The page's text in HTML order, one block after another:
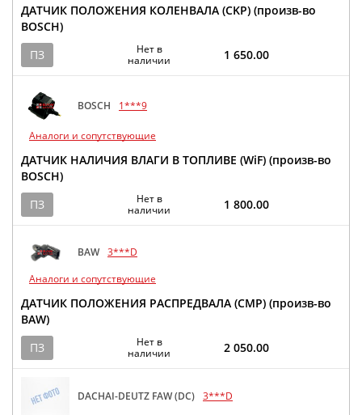
ДАТЧИК ПОЛОЖЕНИЯ КОЛЕНВАЛА (CKP) (произв-во
BOSCH)
ПЗ
Нет в
наличии
1 650.00
BOSCH 1***9
Аналоги и сопутствующие
ДАТЧИК НАЛИЧИЯ ВЛАГИ В ТОПЛИВЕ (WiF) (произв-во
BOSCH)
ПЗ
Нет в
наличии
1 800.00
BAW 3***D
Аналоги и сопутствующие
ДАТЧИК ПОЛОЖЕНИЯ РАСПРЕДВАЛА (CMP) (произв-во
BAW)
ПЗ
Нет в
наличии
2 050.00
DACHAI-DEUTZ FAW (DC) 3***D